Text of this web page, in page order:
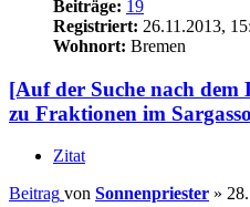
Beiträge: 19
Registriert: 26.11.2013,
Wohnort: Bremen
[Auf der Suche nach
zu Fraktionen im
Zitat
Beitrag von Sonnenpriester »